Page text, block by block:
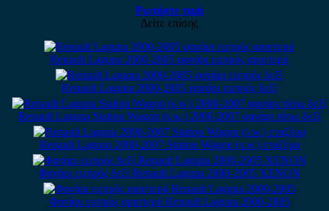
Ρωτήστε τιμή
Δείτε επίσης
Renault Laguna 2000-2005 φανάρι εμπρός αριστερό
Renault Laguna 2000-2005 φανάρι εμπρός δεξί
Renault Laguna Station Wagon (s.w.) 2000-2007 φανάρι πίσω δεξί
Renault Laguna 2000-2007 Station Wagon (s.w.) εταζέρα
Φανάρι εμπρός δεξί Renault Laguna 2000-2005 XENON
Φανάρι εμπρός αριστερό Renault Laguna 2000-2005